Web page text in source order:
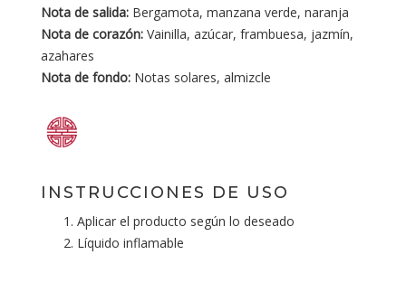
Nota de salida: Bergamota, manzana verde, naranja
Nota de corazón: Vainilla, azúcar, frambuesa, jazmín,
azahares
Nota de fondo: Notas solares, almizcle
INSTRUCCIONES DE USO
Aplicar el producto según lo deseado
Líquido inflamable